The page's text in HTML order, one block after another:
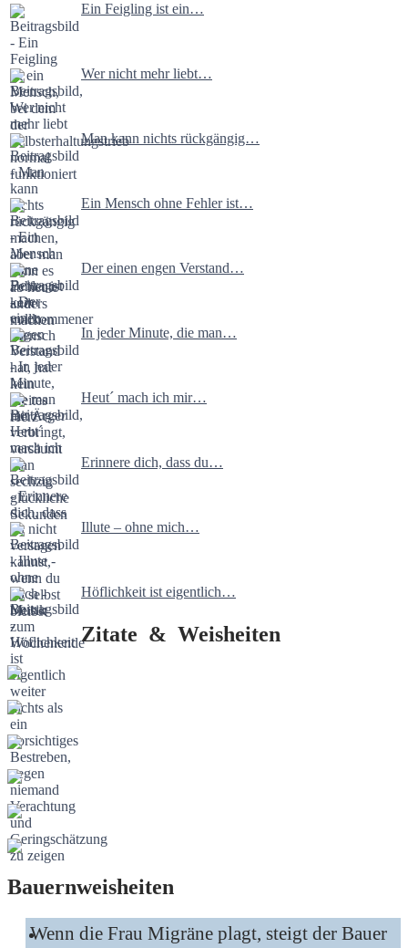
Ein Feigling ist ein…
Wer nicht mehr liebt…
Man kann nichts rückgängig…
Ein Mensch ohne Fehler ist…
Der einen engen Verstand…
In jeder Minute, die man…
Heut´ mach ich mir…
Erinnere dich, dass du…
Illute – ohne mich…
Höflichkeit ist eigentlich…
Zitate & Weisheiten
Bauernweisheiten
Wenn die Frau Migräne plagt, steigt der Bauer